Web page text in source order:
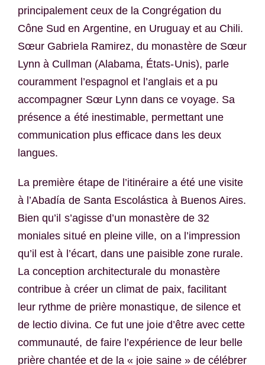
principalement ceux de la Congrégation du
Cône Sud en Argentine, en Uruguay et au Chili.
Sœur Gabriela Ramirez, du monastère de Sœur
Lynn à Cullman (Alabama, États-Unis), parle
couramment l’espagnol et l’anglais et a pu
accompagner Sœur Lynn dans ce voyage. Sa
présence a été inestimable, permettant une
communication plus efficace dans les deux
langues.
La première étape de l’itinéraire a été une visite
à l’Abadía de Santa Escolástica à Buenos Aires.
Bien qu’il s’agisse d’un monastère de 32
moniales situé en pleine ville, on a l’impression
qu’il est à l’écart, dans une paisible zone rurale.
La conception architecturale du monastère
contribue à créer un climat de paix, facilitant
leur rythme de prière monastique, de silence et
de lectio divina. Ce fut une joie d’être avec cette
communauté, de faire l’expérience de leur belle
prière chantée et de la « joie saine » de célébrer